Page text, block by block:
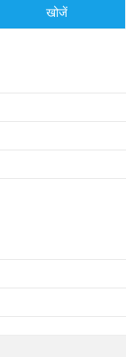
खोजें